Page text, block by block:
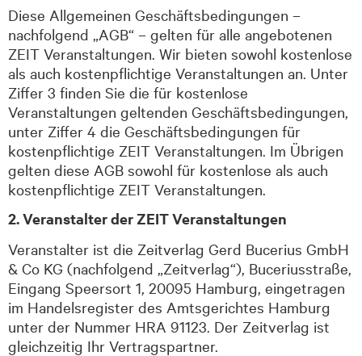
Diese Allgemeinen Geschäftsbedingungen –
nachfolgend „AGB“ – gelten für alle angebotenen
ZEIT Veranstaltungen. Wir bieten sowohl kostenlose
als auch kostenpflichtige Veranstaltungen an. Unter
Ziffer 3 finden Sie die für kostenlose
Veranstaltungen geltenden Geschäftsbedingungen,
unter Ziffer 4 die Geschäftsbedingungen für
kostenpflichtige ZEIT Veranstaltungen. Im Übrigen
gelten diese AGB sowohl für kostenlose als auch
kostenpflichtige ZEIT Veranstaltungen.
2. Veranstalter der ZEIT Veranstaltungen
Veranstalter ist die Zeitverlag Gerd Bucerius GmbH
& Co KG (nachfolgend „Zeitverlag“), Buceriusstraße
Eingang Speersort 1, 20095 Hamburg, eingetragen
im Handelsregister des Amtsgerichtes Hamburg
unter der Nummer HRA 91123 Der Zeitverlag ist
gleichzeitig Ihr Vertragspartner.